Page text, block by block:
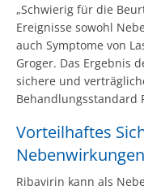
„Schwierig für die
Ereignisse sowohl
auch Symptome von
Groger. Das Ergebnis
sichere und
Behandlungsstandard
Vorteilhaftes
Ribavirin kann als